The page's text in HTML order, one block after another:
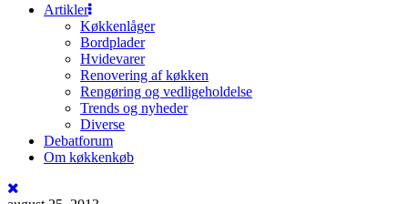
Artikler
Køkkenlåger
Bordplader
Hvidevarer
Renovering af køkken
Rengøring og vedligeholdelse
Trends og nyheder
Diverse
Debatforum
Om køkkenkøb